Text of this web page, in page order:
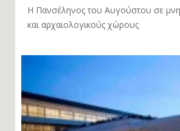
Η Πανσέληνος του Αυγούστου σε
και αρχαιολογικούς χώρους